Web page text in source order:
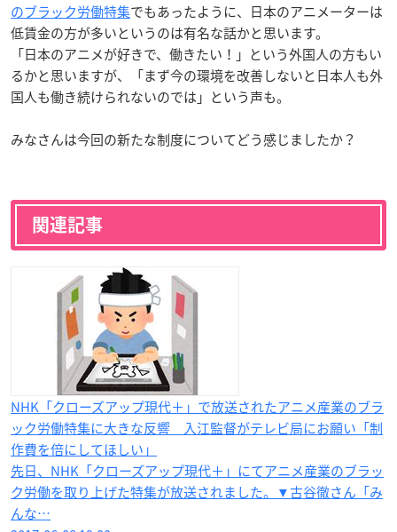
のブラック労働特集でもあったように、日本のアニメーターは
低賃金の方が多いというのは有名な話かと思います。
「日本のアニメが好きで、働きたい！」という外国人の方もい
るかと思いますが、「まず今の環境を改善しないと日本人も外
国人も働き続けられないのでは」という声も。
みなさんは今回の新たな制度についてどう感じましたか？
関連記事
NHK「クローズアップ現代＋」で放送されたアニメ産業のブラ
ック労働特集に大きな反響 入江監督がテレビ局にお願い「制
作費を倍にしてほしい」
先日、NHK「クローズアップ現代＋」にてアニメ産業のブラッ
ク労働を取り上げた特集が放送されました。▼古谷徹さん「み
んな…